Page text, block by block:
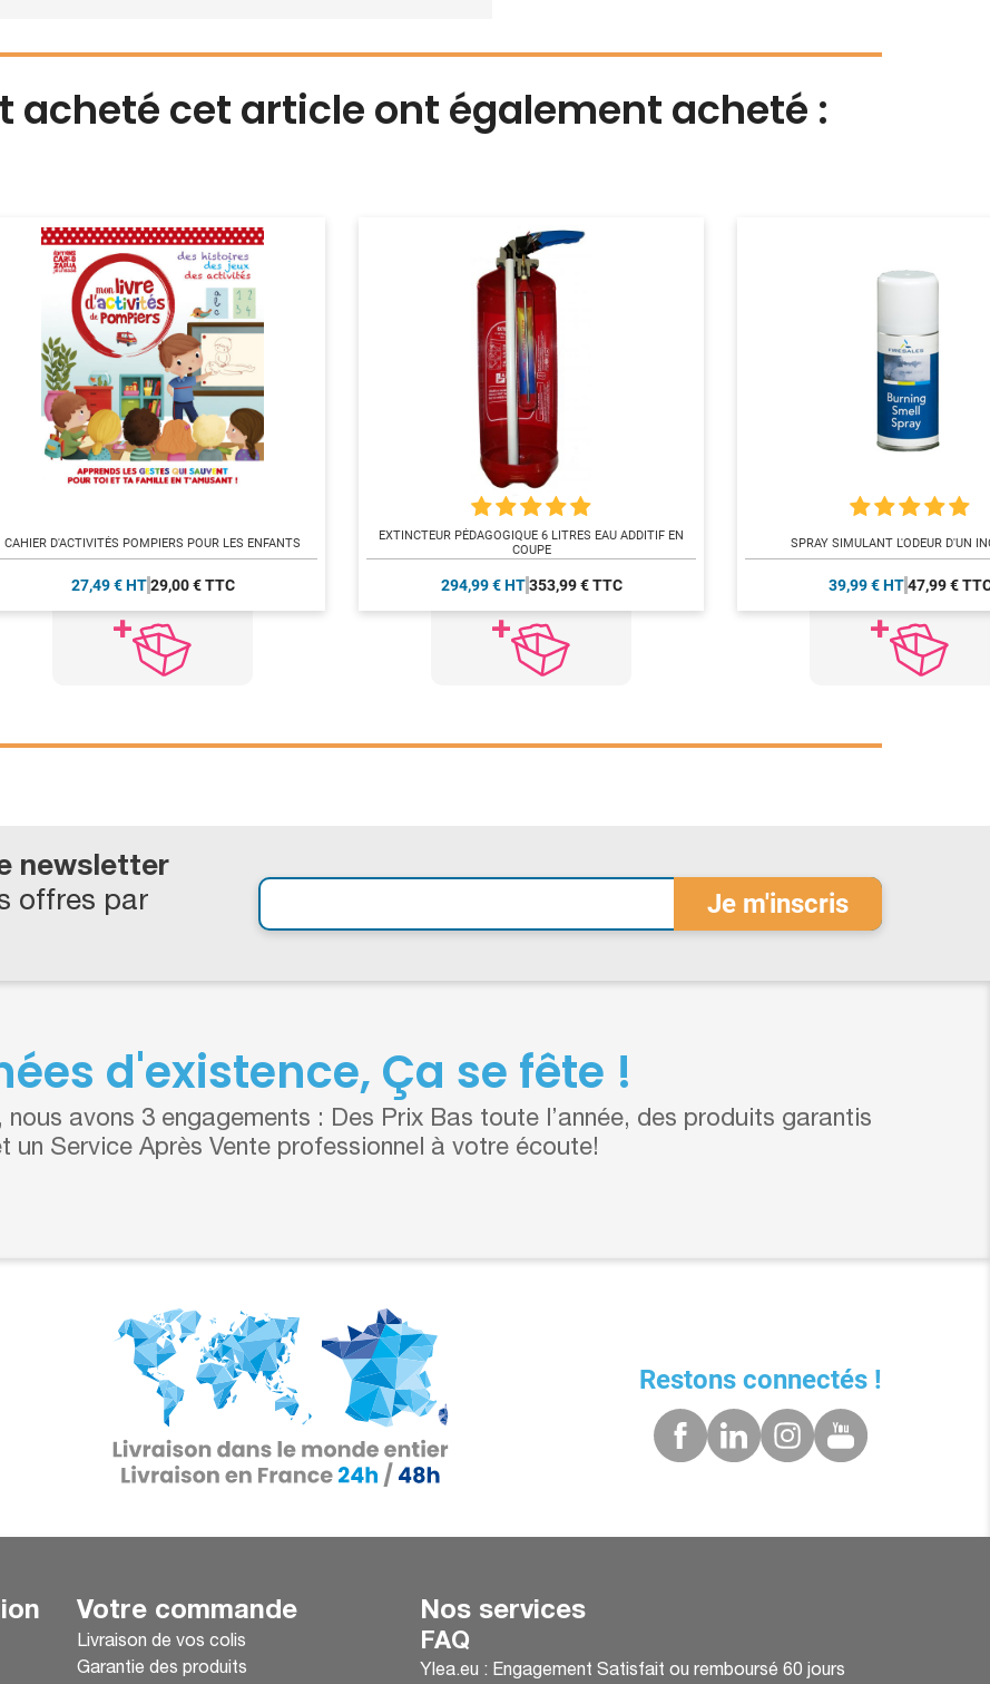
acheté cet article ont également acheté :
CAHIER D'ACTIVITÉS POMPIERS POUR LES ENFANTS
27,49 € HT 29,00 € TTC
EXTINCTEUR PÉDAGOGIQUE 6 LITRES EAU ADDITIF EN
COUPE
294,99 € HT 353,99 € TTC
SPRAY SIMULANT L'ODEUR D'UN
39,99 € HT 47,99 €
newsletter
offres par
d'existence, Ça se fête !
nous avons 3 engagements : Des Prix Bas toute l’année, des produits garantis
un Service Après Vente professionnel à votre écoute!
Restons connectés !
Votre commande
Livraison de vos colis
Garantie des produits
Nos services
FAQ
Ylea.eu : Engagement Satisfait ou remboursé 60 jours